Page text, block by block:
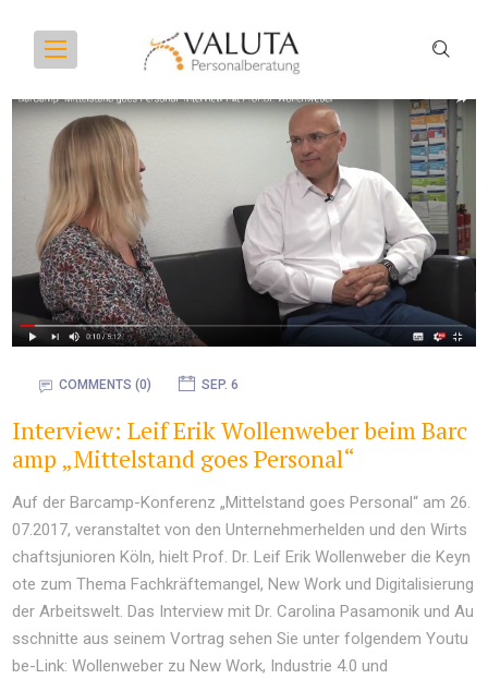
COMMENTS (0) SEP. 6
Interview: Leif Erik Wollenweber beim Barc
amp „Mittelstand goes Personal“
Auf der Barcamp-Konferenz „Mittelstand goes Personal“ am 26.
07.2017, veranstaltet von den Unternehmerhelden und den Wirts
chaftsjunioren Köln, hielt Prof. Dr. Leif Erik Wollenweber die Keyn
ote zum Thema Fachkräftemangel, New Work und Digitalisierung
der Arbeitswelt. Das Interview mit Dr. Carolina Pasamonik und Au
sschnitte aus seinem Vortrag sehen Sie unter folgendem Youtu
be-Link: Wollenweber zu New Work, Industrie 4.0 und